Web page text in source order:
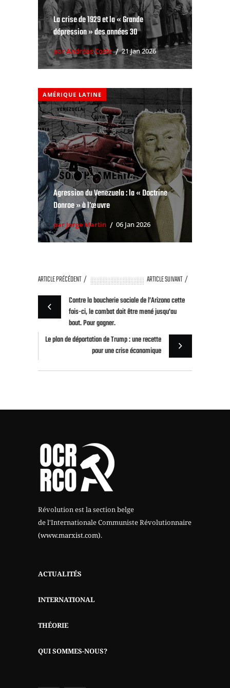
La crise de 1929 et la « Grande
dépression » des années 30
par Andréas Coste 21 Jan 2026
AMÉRIQUE LATINE
Agression du Venezuela : la « Doctrine
Donroe » à l’œuvre
par Jorge Martin 06 Jan 2026
ARTICLE PRÉCÉDENT
ARTICLE SUIVANT
Contre la boucherie sociale de l’Arizona cette
fois-ci, le combat doit être mené jusqu'au
bout. Pour gagner.
Le plan de déportation de Trump : une recette
pour une crise économique
Révolution est la section belge
de l'Internationale Communiste Révolutionnaire
(www.marxist.com).
ACTUALITÉS
INTERNATIONAL
THÉORIE
QUI SOMMES-NOUS?